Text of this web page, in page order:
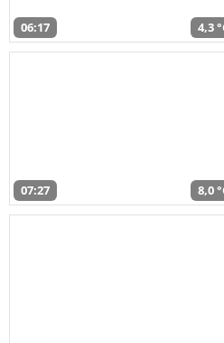
06:17 4,3
07:27 8,0